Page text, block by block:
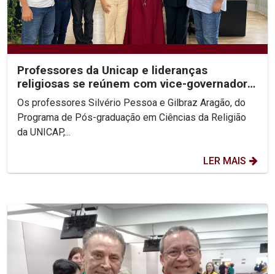
Professores da Unicap e lideranças
religiosas se reúnem com vice-governadora
de PE
Os professores Silvério Pessoa e Gilbraz Aragão, do
Programa de Pós-graduação em Ciências da Religião
da UNICAP,...
LER MAIS